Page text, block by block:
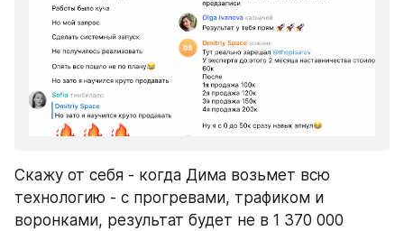
Скажу от себя - когда Дима возьмет всю
технологию - с прогревами, трафиком и
воронками, результат будет не в 1 370 000